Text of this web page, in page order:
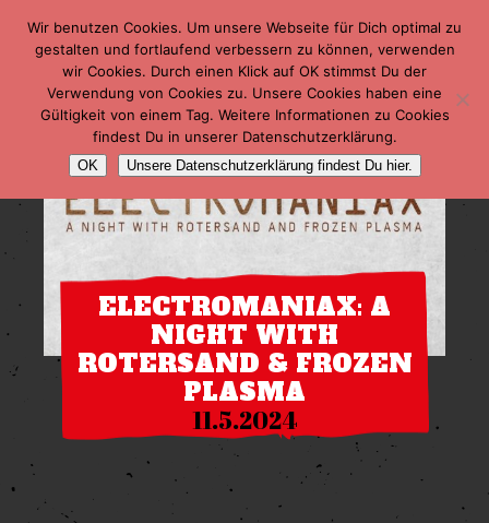
ELECTROMANIAX: A
NIGHT WITH
ROTERSAND & FROZEN
PLASMA
11.5.2024
Wir benutzen Cookies. Um unsere Webseite für Dich optimal zu
gestalten und fortlaufend verbessern zu können, verwenden
wir Cookies. Durch einen Klick auf OK stimmst Du der
Verwendung von Cookies zu. Unsere Cookies haben eine
Gültigkeit von einem Tag. Weitere Informationen zu Cookies
findest Du in unserer Datenschutzerklärung.
OK Unsere Datenschutzerklärung findest Du hier.